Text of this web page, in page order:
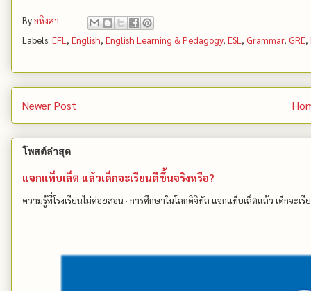
Byอหิงสา
Labels: EFL , English, English Learning & Pedagogy, ESL , Grammar, GRE,
Newer Post
โพสต์ล่าสุด
แจกแท็บเล็ต แล้วเด็กจะเรียนดีขึ้นจริงหรือ?
ความรู้ที่โรงเรียนไม่ค่อยสอน · การศึกษาในโลกดิจิทัล แจกแท็บเล็ตแล้ว เด็กจะเ